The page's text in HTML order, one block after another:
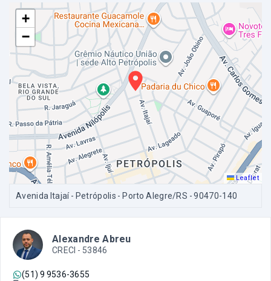
+
−
Leaflet
Avenida Itajaí - Petrópolis - Porto Alegre/RS - 90470-140
Alexandre Abreu
CRECI - 53846
(51) 9 9536-3655